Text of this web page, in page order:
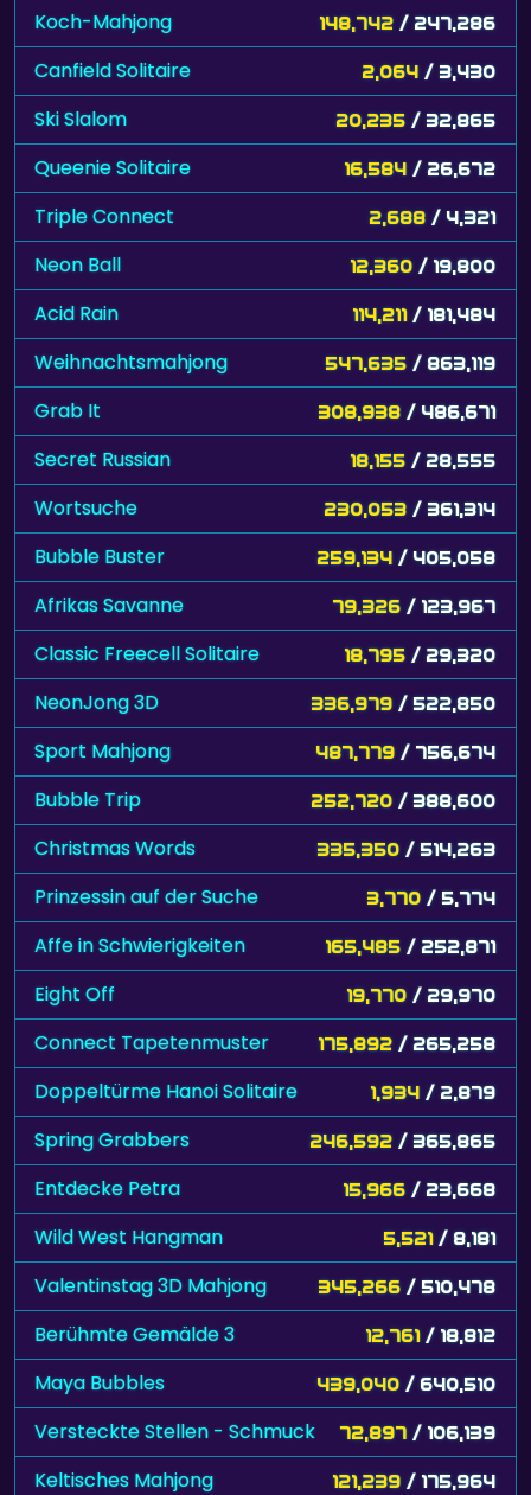
Koch-Mahjong 148,742 / 247,286
Canfield Solitaire 2,064 / 3,430
Ski Slalom 20,235 / 32,865
Queenie Solitaire 16,584 / 26,672
Triple Connect 2,688 / 4,321
Neon Ball 12,360 / 19,800
Acid Rain 114,211 / 181,484
Weihnachtsmahjong 547,635 / 863,119
Grab It 308,938 / 486,671
Secret Russian 18,155 / 28,555
Wortsuche 230,053 / 361,314
Bubble Buster 259,134 / 405,058
Afrikas Savanne 79,326 / 123,967
Classic Freecell Solitaire 18,795 / 29,320
NeonJong 3D 336,979 / 522,850
Sport Mahjong 487,779 / 756,674
Bubble Trip 252,720 / 388,600
Christmas Words 335,350 / 514,263
Prinzessin auf der Suche 3,770 / 5,774
Affe in Schwierigkeiten 165,485 / 252,871
Eight Off 19,770 / 29,970
Connect Tapetenmuster 175,892 / 265,258
Doppeltürme Hanoi Solitaire 1,934 / 2,879
Spring Grabbers 246,592 / 365,865
Entdecke Petra 15,966 / 23,668
Wild West Hangman 5,521 / 8,181
Valentinstag 3D Mahjong 345,266 / 510,478
Berühmte Gemälde 3 12,761 / 18,812
Maya Bubbles 439,040 / 640,510
Versteckte Stellen - Schmuck 72,897 / 106,139
Keltisches Mahjong 121,239 / 175,964